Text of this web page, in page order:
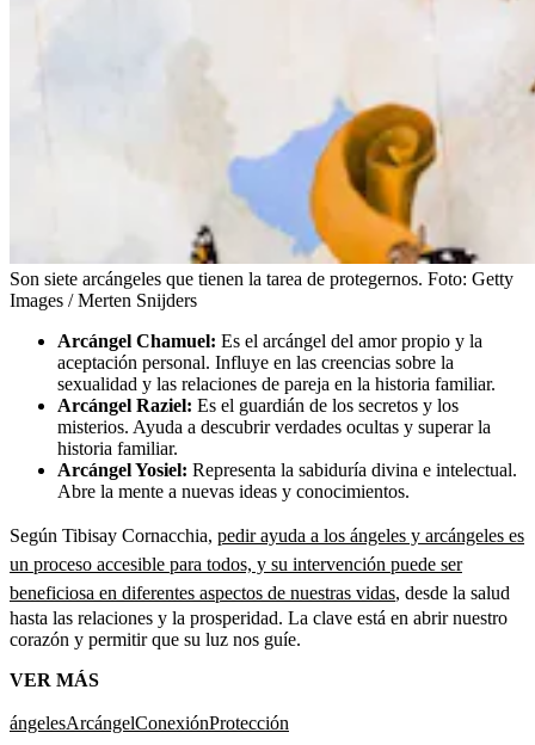
Son siete arcángeles que tienen la tarea de protegernos. Foto: Getty
Images / Merten Snijders
Arcángel Chamuel: Es el arcángel del amor propio y la
aceptación personal. Influye en las creencias sobre la
sexualidad y las relaciones de pareja en la historia familiar.
Arcángel Raziel: Es el guardián de los secretos y los
misterios. Ayuda a descubrir verdades ocultas y superar la
historia familiar.
Arcángel Yosiel: Representa la sabiduría divina e intelectual.
Abre la mente a nuevas ideas y conocimientos.
Según Tibisay Cornacchia, pedir ayuda a los ángeles y arcángeles es
un proceso accesible para todos, y su intervención puede ser
beneficiosa en diferentes aspectos de nuestras vidas, desde la salud
hasta las relaciones y la prosperidad. La clave está en abrir nuestro
corazón y permitir que su luz nos guíe.
VER MÁS
ángelesArcángelConexiónProtección